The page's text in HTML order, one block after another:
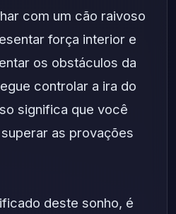
com um cão raivoso
força interior e
os obstáculos da
controlar a ira do
significa que você
as provações
deste sonho, é